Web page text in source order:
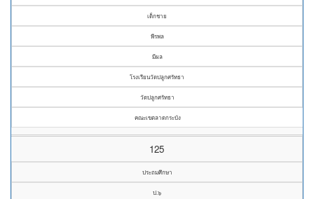
เด็กชาย
พีรพล
มีผล
โรงเรียนวัดปลูกศรัทธา
วัดปลูกศรัทธา
คณะเขตลาดกระบัง
125
ประถมศึกษา
ป.๖